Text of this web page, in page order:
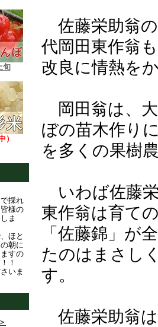
旬
）
採れ
様の
ま
ほと
朝に
すの
！
いま
＞
佐藤栄助翁
代岡田東作翁
改良に情熱を
岡田翁は、
ぼの苗木作り
を多くの果樹
いわば佐藤
東作翁は育て
「佐藤錦」が
たのはまさし
す。
佐藤栄助翁